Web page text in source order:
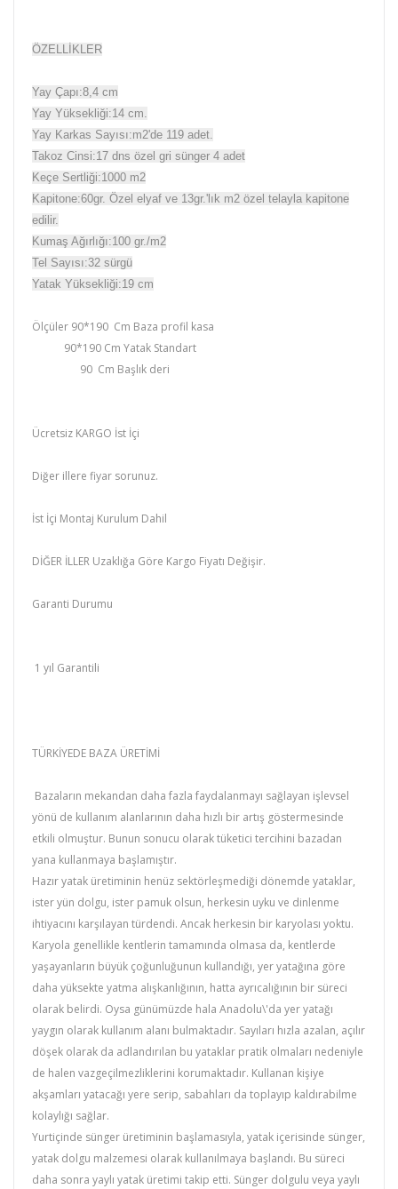
ÖZELLİKLER
Yay Çapı:8,4 cm
Yay Yüksekliği:14 cm.
Yay Karkas Sayısı:m2'de 119 adet.
Takoz Cinsi:17 dns özel gri sünger 4 adet
Keçe Sertliği:1000 m2
Kapitone:60gr. Özel elyaf ve 13gr.'lık m2 özel telayla kapitone
edilir.
Kumaş Ağırlığı:100 gr./m2
Tel Sayısı:32 sürgü
Yatak Yüksekliği:19 cm
Ölçüler 90*190 Cm Baza profil kasa
90*190 Cm Yatak Standart
90 Cm Başlık deri
Ücretsiz KARGO İst İçi
Diğer illere fiyar sorunuz.
İst İçi Montaj Kurulum Dahil
DİĞER İLLER Uzaklığa Göre Kargo Fiyatı Değişir.
Garanti Durumu
1 yıl Garantili
TÜRKİYEDE BAZA ÜRETİMİ
Bazaların mekandan daha fazla faydalanmayı sağlayan işlevsel
yönü de kullanım alanlarının daha hızlı bir artış göstermesinde
etkili olmuştur. Bunun sonucu olarak tüketici tercihini bazadan
yana kullanmaya başlamıştır.
Hazır yatak üretiminin henüz sektörleşmediği dönemde yataklar,
ister yün dolgu, ister pamuk olsun, herkesin uyku ve dinlenme
ihtiyacını karşılayan türdendi. Ancak herkesin bir karyolası yoktu.
Karyola genellikle kentlerin tamamında olmasa da, kentlerde
yaşayanların büyük çoğunluğunun kullandığı, yer yatağına göre
daha yüksekte yatma alışkanlığının, hatta ayrıcalığının bir süreci
olarak belirdi. Oysa günümüzde hala Anadolu\'da yer yatağı
yaygın olarak kullanım alanı bulmaktadır. Sayıları hızla azalan, açılır
döşek olarak da adlandırılan bu yataklar pratik olmaları nedeniyle
de halen vazgeçilmezliklerini korumaktadır. Kullanan kişiye
akşamları yatacağı yere serip, sabahları da toplayıp kaldırabilme
kolaylığı sağlar.
Yurtiçinde sünger üretiminin başlamasıyla, yatak içerisinde sünger,
yatak dolgu malzemesi olarak kullanılmaya başlandı. Bu süreci
daha sonra yaylı yatak üretimi takip etti. Sünger dolgulu veya yaylı